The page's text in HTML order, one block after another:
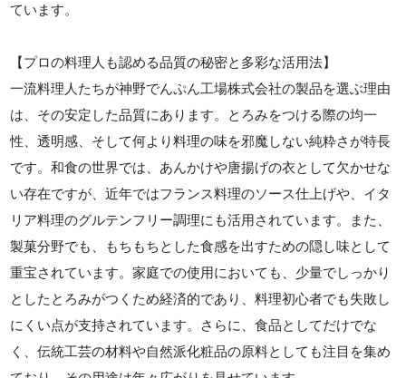
ています。
【プロの料理人も認める品質の秘密と多彩な活用法】
一流料理人たちが神野でんぷん工場株式会社の製品を選ぶ理由
は、その安定した品質にあります。とろみをつける際の均一
性、透明感、そして何より料理の味を邪魔しない純粋さが特長
です。和食の世界では、あんかけや唐揚げの衣として欠かせな
い存在ですが、近年ではフランス料理のソース仕上げや、イタ
リア料理のグルテンフリー調理にも活用されています。また、
製菓分野でも、もちもちとした食感を出すための隠し味として
重宝されています。家庭での使用においても、少量でしっかり
としたとろみがつくため経済的であり、料理初心者でも失敗し
にくい点が支持されています。さらに、食品としてだけでな
く、伝統工芸の材料や自然派化粧品の原料としても注目を集め